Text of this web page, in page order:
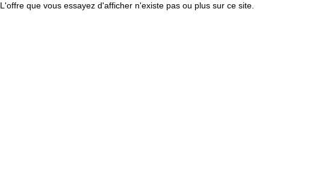
L'offre que vous essayez d'afficher n'existe pas ou plus sur ce site.